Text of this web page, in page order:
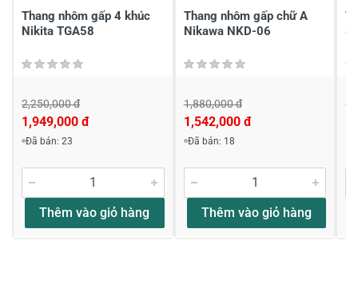
Viết nhận xét về sản phẩm
Đánh giá sao
Thang nhôm gấp 4 khúc
Nikita TGA58
2,250,000 đ
1,949,000 đ
Đã bán: 23
Thêm vào giỏ hàng
Thang nhôm gấp chữ A
Nikawa NKD-06
1,880,000 đ
1,542,000 đ
Đã bán: 18
Thêm vào giỏ hàng